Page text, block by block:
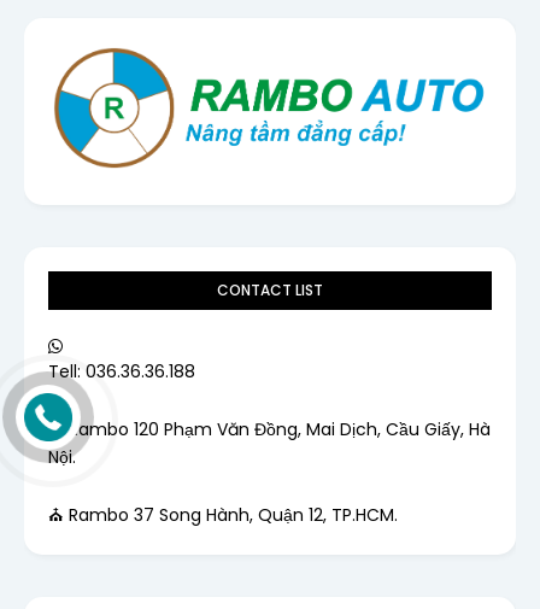
CONTACT LIST
Tell: 036.36.36.188
⛪ Rambo 120 Phạm Văn Đồng, Mai Dịch, Cầu Giấy, Hà
Nội.
⛪ Rambo 37 Song Hành, Quận 12, TP.HCM.